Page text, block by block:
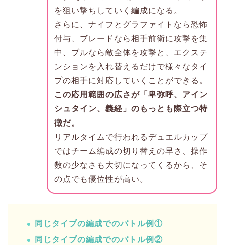
を狙い撃ちしていく編成になる。
さらに、ナイフとグラファイトなら恐怖
付与、ブレードなら相手前衛に攻撃を集
中、ブルなら敵全体を攻撃と、エクステ
ンションを入れ替えるだけで様々なタイ
プの相手に対応していくことができる。
この応用範囲の広さが「卑弥呼、アイン
シュタイン、義経」のもっとも際立つ特
徴だ。
リアルタイムで行われるデュエルカップ
ではチーム編成の切り替えの早さ、操作
数の少なさも大切になってくるから、そ
の点でも優位性が高い。
同じタイプの編成でのバトル例①
同じタイプの編成でのバトル例②